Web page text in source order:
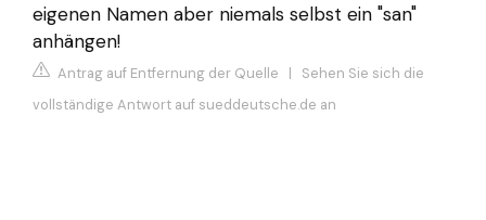
eigenen Namen aber niemals selbst ein "san"
anhängen!
Antrag auf Entfernung der Quelle | Sehen Sie sich die
vollständige Antwort auf sueddeutsche.de an